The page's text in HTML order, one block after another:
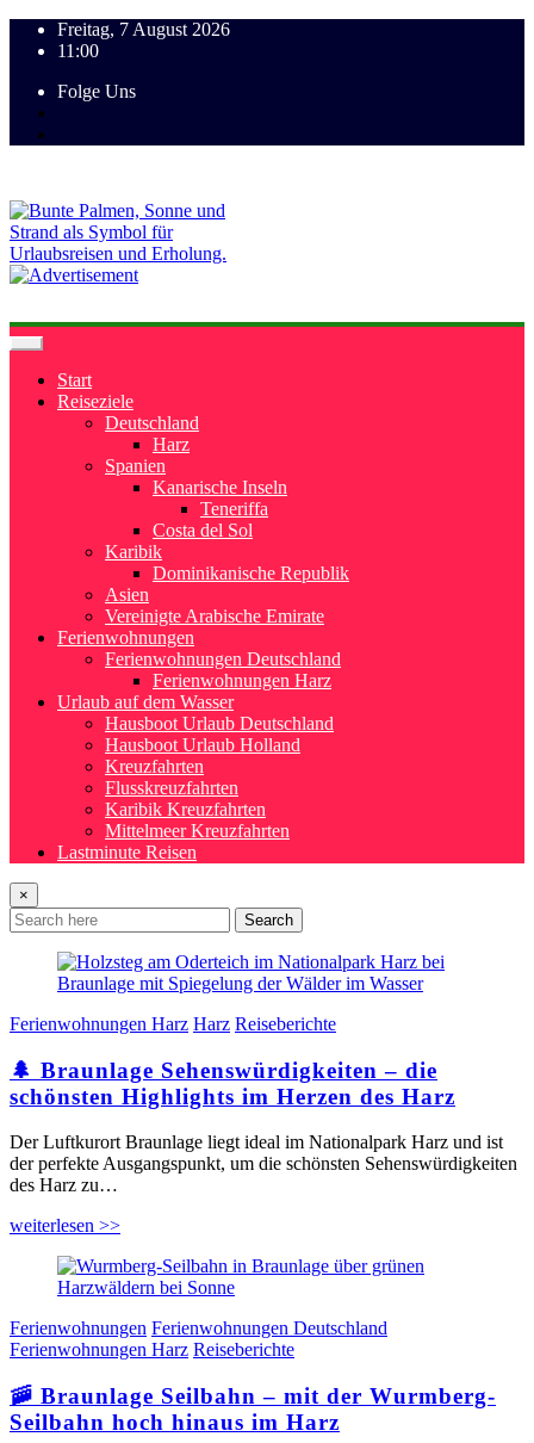
Freitag, 7 August 2026
11:00
Folge Uns
Start
Reiseziele
Deutschland
Harz
Spanien
Kanarische Inseln
Teneriffa
Costa del Sol
Karibik
Dominikanische Republik
Asien
Vereinigte Arabische Emirate
Ferienwohnungen
Ferienwohnungen Deutschland
Ferienwohnungen Harz
Urlaub auf dem Wasser
Hausboot Urlaub Deutschland
Hausboot Urlaub Holland
Kreuzfahrten
Flusskreuzfahrten
Karibik Kreuzfahrten
Mittelmeer Kreuzfahrten
Lastminute Reisen
×
Search
Ferienwohnungen Harz Harz Reiseberichte
🌲 Braunlage Sehenswürdigkeiten – die
schönsten Highlights im Herzen des Harz
Der Luftkurort Braunlage liegt ideal im Nationalpark Harz und ist
der perfekte Ausgangspunkt, um die schönsten Sehenswürdigkeiten
des Harz zu…
weiterlesen >>
Ferienwohnungen Ferienwohnungen Deutschland
Ferienwohnungen Harz Reiseberichte
🚠 Braunlage Seilbahn – mit der Wurmberg-
Seilbahn hoch hinaus im Harz